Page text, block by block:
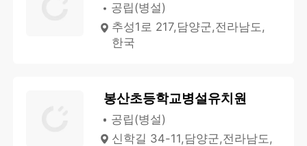
공립(병설)
추성1로 217,담양군,전라남도,
한국
봉산초등학교병설유치원
공립(병설)
신학길 34-11,담양군,전라남도,